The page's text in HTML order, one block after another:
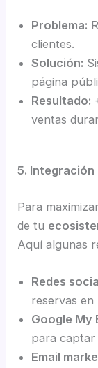
Problema:
clientes.
Solución:
página
Resultado:
ventas
5.
Para
de tu
Aquí algunas
Redes
reservas
Google My
para captar
Email